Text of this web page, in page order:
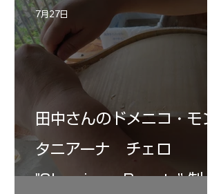
田中さんのドメニコ・モン
タニアーナ チェロ
"Sleeping・Beauty” 制作
7月27日